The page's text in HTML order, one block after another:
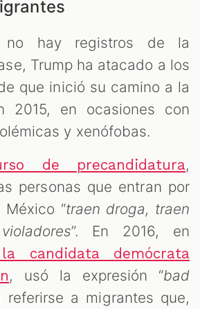
hay registros de la
Trump ha atacado a los
que inició su camino a la
2015, en ocasiones con
y xenófobas.
de precandidatura,
personas que entran por
“traen droga, traen
”. En 2016, en
candidata demócrata
, usó la expresión “bad
referirse a migrantes que,